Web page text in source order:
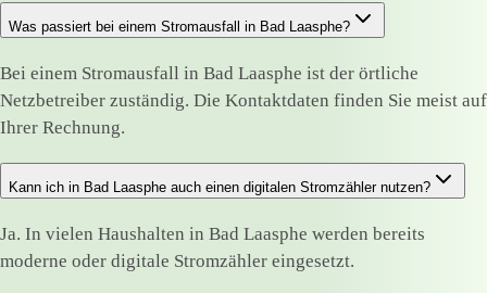
Was passiert bei einem Stromausfall in Bad Laasphe?
Bei einem Stromausfall in Bad Laasphe ist der örtliche
Netzbetreiber zuständig. Die Kontaktdaten finden Sie meist auf
Ihrer Rechnung.
Kann ich in Bad Laasphe auch einen digitalen Stromzähler nutzen?
Ja. In vielen Haushalten in Bad Laasphe werden bereits
moderne oder digitale Stromzähler eingesetzt.